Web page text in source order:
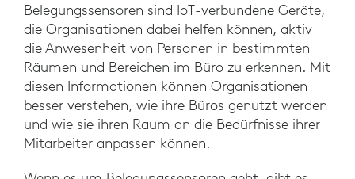
Belegungssensoren sind IoT-verbundene Geräte,
die Organisationen dabei helfen können, aktiv
die Anwesenheit von Personen in bestimmten
Räumen und Bereichen im Büro zu erkennen. Mit
diesen Informationen können Organisationen
besser verstehen, wie ihre Büros genutzt werden
und wie sie ihren Raum an die Bedürfnisse ihrer
Mitarbeiter anpassen können.